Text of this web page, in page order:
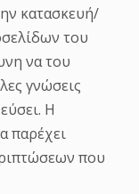
κατασκευή/
του
να του
γνώσεις
Η
παρέχει
που